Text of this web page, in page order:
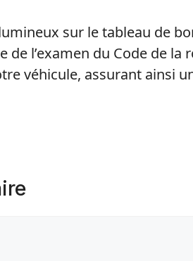
sur le tableau de
l’examen du Code de la
véhicule, assurant ainsi